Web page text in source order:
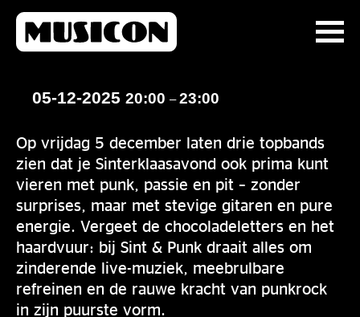
05-12-2025 20:00 –23:00
Op vrijdag 5 december laten drie topbands
zien dat je Sinterklaasavond ook prima kunt
vieren met punk, passie en pit – zonder
surprises, maar met stevige gitaren en pure
energie. Vergeet de chocoladeletters en het
haardvuur: bij Sint & Punk draait alles om
zinderende live-muziek, meebrulbare
refreinen en de rauwe kracht van punkrock
in zijn puurste vorm.